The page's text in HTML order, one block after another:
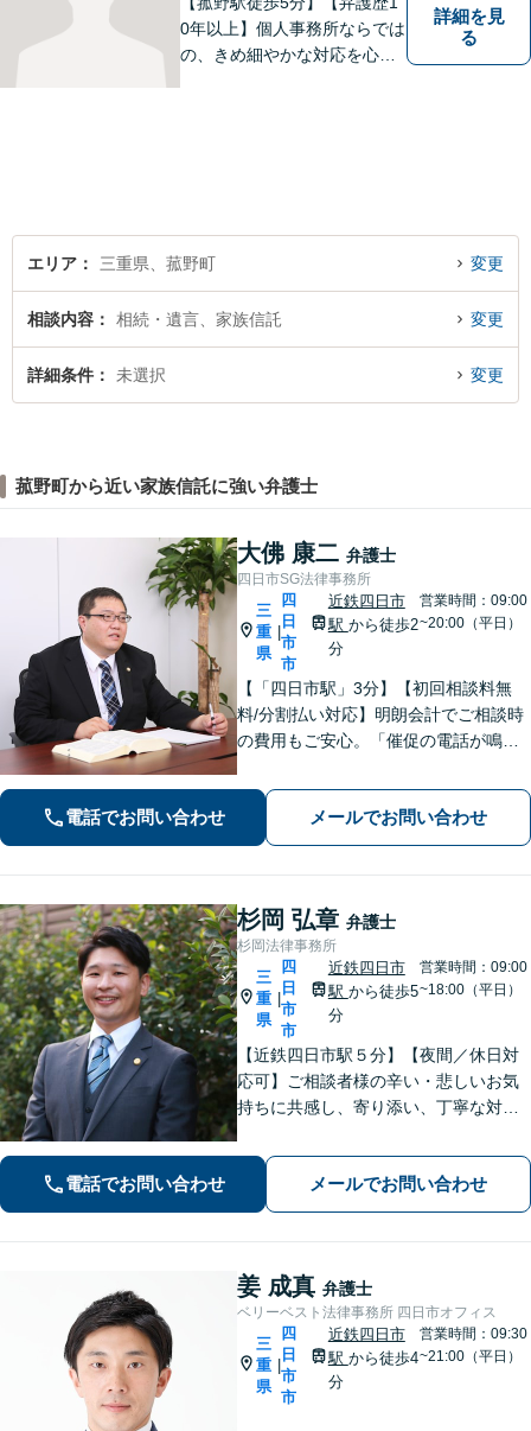
0年以上】個人事務所ならでは
の、きめ細やかな対応を心が
詳細を見
る
エリア 三重県、菰野町 変更
相談内容 相続・遺言、家族信託 変更
詳細条件 未選択 変更
菰野町から近い家族信託に強い弁護士
大佛 康二 弁護士
四日市SG法律事務所
三
重
県
四
日
市
市
近鉄四日市
駅 から徒歩2
分
営業時間：09:00
~20:00（平日）
【「四日市駅」3分】【初回相談料無
料/分割払い対応】明朗会計でご相談時
の費用もご安心。「催促の電話が鳴り
た」に対応できます。自己破産や任意
整理、個人再生など幅広い解決方法を
提示【完全個室で安心】
電話でお問い合わせ メールでお問い合わせ
杉岡 弘章 弁護士
杉岡法律事務所
三
重
県
四
日
市
市
近鉄四日市
駅 から徒歩5
分
営業時間：09:00
~18:00（平日）
【近鉄四日市駅５分】【夜間／休日対
応可】ご相談者様の辛い・悲しいお気
持ちに共感し、寄り添い、丁寧な対応
相続／刑事事件など、幅広く対応【地
域に根ざした弁護士】お気軽にお問い
合わせください。
電話でお問い合わせ メールでお問い合わせ
姜 成真 弁護士
ベリーベスト法律事務所 四日市オフィス
三
重
県
四
日
市
市
近鉄四日市
駅 から徒歩4
分
営業時間：09:30
~21:00（平日）